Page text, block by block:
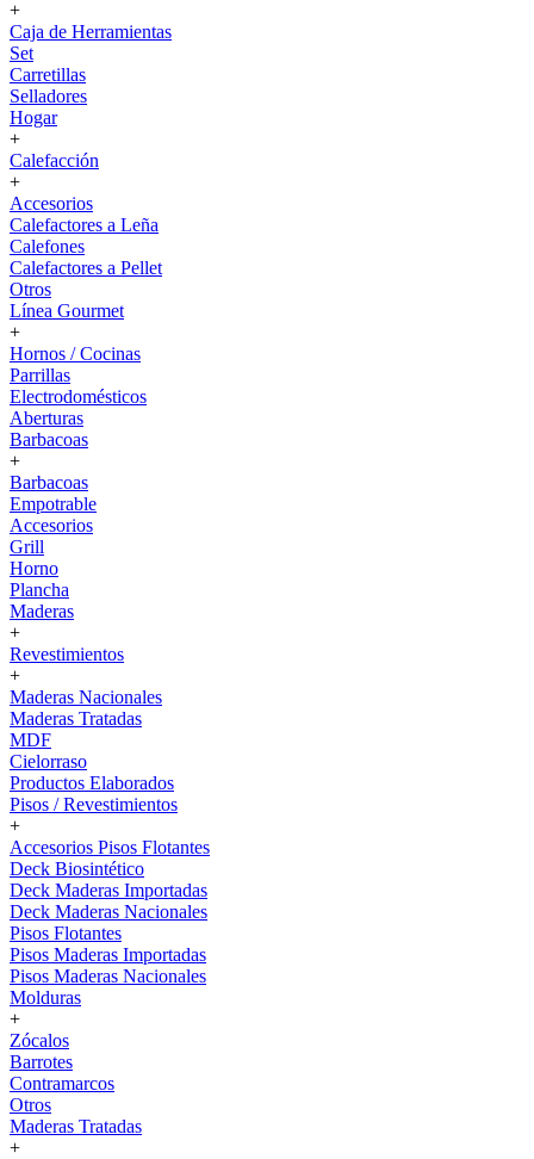
+
Caja de Herramientas
Set
Carretillas
Selladores
Hogar
+
Calefacción
+
Accesorios
Calefactores a Leña
Calefones
Calefactores a Pellet
Otros
Línea Gourmet
+
Hornos / Cocinas
Parrillas
Electrodomésticos
Aberturas
Barbacoas
+
Barbacoas
Empotrable
Accesorios
Grill
Horno
Plancha
Maderas
+
Revestimientos
+
Maderas Nacionales
Maderas Tratadas
MDF
Cielorraso
Productos Elaborados
Pisos / Revestimientos
+
Accesorios Pisos Flotantes
Deck Biosintético
Deck Maderas Importadas
Deck Maderas Nacionales
Pisos Flotantes
Pisos Maderas Importadas
Pisos Maderas Nacionales
Molduras
+
Zócalos
Barrotes
Contramarcos
Otros
Maderas Tratadas
+